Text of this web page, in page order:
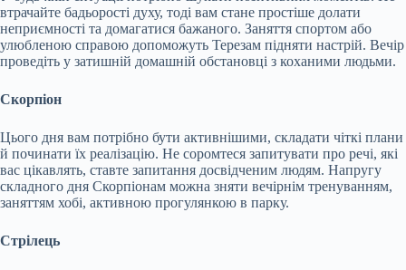
втрачайте бадьорості духу, тоді вам стане простіше долати
неприємності та домагатися бажаного. Заняття спортом або
улюбленою справою допоможуть Терезам підняти настрій. Вечір
проведіть у затишній домашній обстановці з коханими людьми.
Скорпіон
Цього дня вам потрібно бути активнішими, складати чіткі плани
й починати їх реалізацію. Не соромтеся запитувати про речі, які
вас цікавлять, ставте запитання досвідченим людям. Напругу
складного дня Скорпіонам можна зняти вечірнім тренуванням,
заняттям хобі, активною прогулянкою в парку.
Стрілець